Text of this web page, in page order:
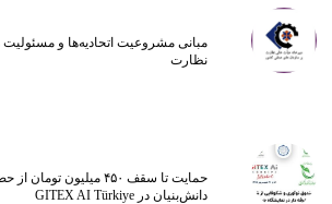
مبانی مشروعیت اتحادیه‌ها و
نظارت
حمایت تا سقف ۴۵۰ میلیون
دانش‌بنیان در GITEX AI Türkiye